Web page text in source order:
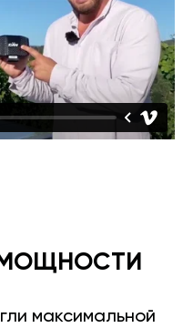
МОЩНОСТИ
максимальной